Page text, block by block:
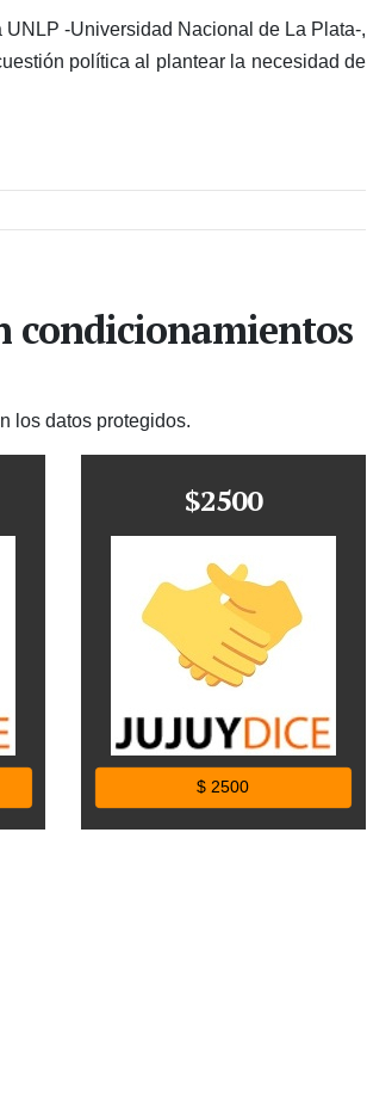
-Universidad Nacional de La Plata-,
política al plantear la necesidad de
condicionamientos
los datos protegidos.
$2500
$ 2500